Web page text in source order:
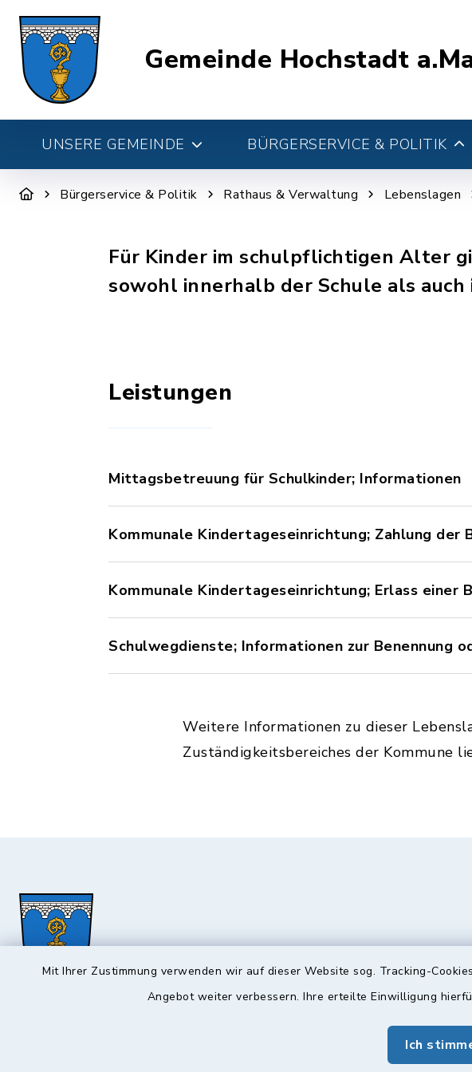
Mit Ihrer Zustimmung verwenden wir auf dieser Website sog. Tracking-
Angebot weiter verbessern. Ihre erteilte Einwilligung
Ich
Gemeinde Hochstadt
UNSERE GEMEINDE BÜRGERSERVICE & POLITIK
Bürgerservice & Politik Rathaus & Verwaltung Lebenslagen
Für Kinder im schulpflichtigen Alter
sowohl innerhalb der Schule als
Leistungen
Mittagsbetreuung für Schulkinder; Informationen
Kommunale Kindertageseinrichtung; Zahlung
Kommunale Kindertageseinrichtung; Erlass einer
Schulwegdienste; Informationen zur Benennung
Weitere Informationen zu dieser
Zuständigkeitsbereiches der Kommune
Montag, Mittwoch und